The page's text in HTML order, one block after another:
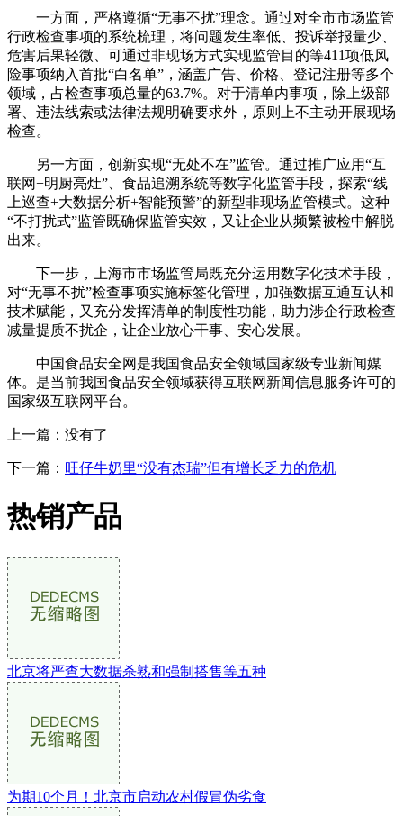
一方面，严格遵循“无事不扰”理念。通过对全市市场监管
行政检查事项的系统梳理，将问题发生率低、投诉举报量少、
危害后果轻微、可通过非现场方式实现监管目的等411项低风
险事项纳入首批“白名单”，涵盖广告、价格、登记注册等多个
领域，占检查事项总量的63.7%。对于清单内事项，除上级部
署、违法线索或法律法规明确要求外，原则上不主动开展现场
检查。
另一方面，创新实现“无处不在”监管。通过推广应用“互
联网+明厨亮灶”、食品追溯系统等数字化监管手段，探索“线
上巡查+大数据分析+智能预警”的新型非现场监管模式。这种
“不打扰式”监管既确保监管实效，又让企业从频繁被检中解脱
出来。
下一步，上海市市场监管局既充分运用数字化技术手段，
对“无事不扰”检查事项实施标签化管理，加强数据互通互认和
技术赋能，又充分发挥清单的制度性功能，助力涉企行政检查
减量提质不扰企，让企业放心干事、安心发展。
中国食品安全网是我国食品安全领域国家级专业新闻媒
体。是当前我国食品安全领域获得互联网新闻信息服务许可的
国家级互联网平台。
上一篇：没有了
下一篇： 旺仔牛奶里“没有杰瑞”但有增长乏力的危机
热销产品
北京将严查大数据杀熟和强制搭售等五种
为期10个月！北京市启动农村假冒伪劣食